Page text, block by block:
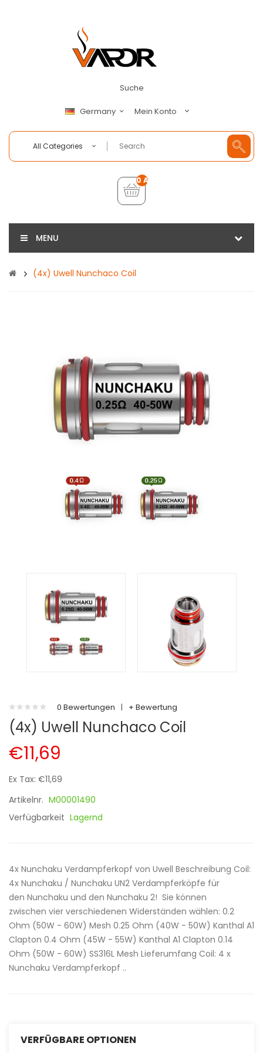
Suche
Germany Mein Konto
All Categories
0 Artikel - €0,00
MENU
(4x) Uwell Nunchaco Coil
0 Bewertungen | + Bewertung
(4x) Uwell Nunchaco Coil
€11,69
Ex Tax: €11,69
Artikelnr. M00001490
Verfügbarkeit Lagernd
4x Nunchaku Verdampferkopf von Uwell Beschreibung Coil:
4x Nunchaku / Nunchaku UN2 Verdampferköpfe für
den Nunchaku und den Nunchaku 2! Sie können
zwischen vier verschiedenen Widerständen wählen: 0.2
Ohm (50W - 60W) Mesh 0.25 Ohm (40W - 50W) Kanthal A1
Clapton 0.4 Ohm (45W - 55W) Kanthal A1 Clapton 0.14
Ohm (50W - 60W) SS316L Mesh Lieferumfang Coil: 4 x
Nunchaku Verdampferkopf ..
VERFÜGBARE OPTIONEN